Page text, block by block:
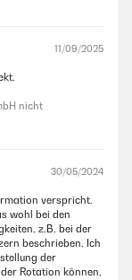
11/09/2025
nicht
30/05/2024
verspricht.
wohl bei den
z.B. bei der
beschrieben. Ich
der
Rotation können,